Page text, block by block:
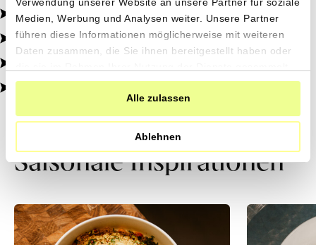
Verwendung unserer Website an unsere Partner für soziale
Medien, Werbung und Analysen weiter. Unsere Partner
führen diese Informationen möglicherweise mit weiteren
Daten zusammen, die Sie ihnen bereitgestellt haben oder
haben.
Alle zulassen
Ablehnen
Pestizidfrei angebaut, schonend verarbeitet.
Natürliche Zutaten, echter Geschmack.
Von kleinen Höfen, direkt zu dir.
100% transparent, 0% Zusatzstoffe.
Saisonale Inspirationen